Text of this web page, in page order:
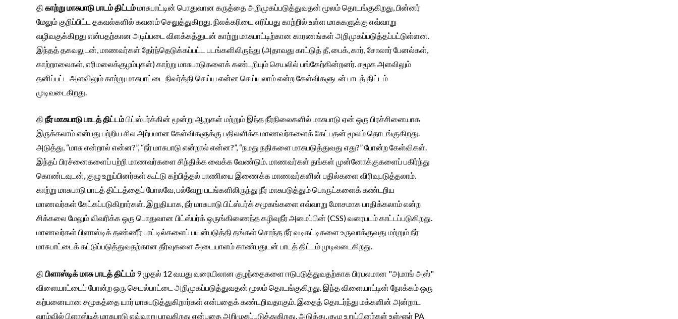
தி காற்று மாசுபாடு பாடம்திட்டம்மாசுபாட்டின் பொதுவான கருத்தை அறிமுகப்படுத்துவதன் மூலம் தொடங்குகிறது, பின்னர்
மேலும் குறிப்பிட்ட தகவல்களில் கவனம் செலுத்துகிறது. நிலக்கரியை எரிப்பது காற்றில் உள்ள மாசுகளுக்கு எவ்வாறு
வழிவகுக்கிறது என்பதற்கான அடிப்படை விளக்கத்துடன் காற்று மாசுபாட்டிற்கான காரணங்கள் அறிமுகப்படுத்தப்பட்டுள்ளன.
இந்தத் தகவலுடன், மாணவர்கள் தேர்ந்தெடுக்கப்பட்ட படங்களிலிருந்து (அதாவது காட்டுத் தீ, பைக், கார், சோலார் பேனல்கள்,
காற்றாலைகள், எரிமலைக்குழம்புகள்) காற்று மாசுபாடுகளைக் கண்டறியும் செயலில் பங்கேற்கின்றனர். சமூக அளவிலும்
தனிப்பட்ட அளவிலும் காற்று மாசுபாட்டை நிவர்த்தி செய்ய என்ன செய்யலாம் என்ற கேள்விகளுடன் பாடத் திட்டம்
முடிவடைகிறது.
தி நீர் மாசுபாடு பாடத் திட்டம்பிட்ஸ்பர்க்கின் மூன்று ஆறுகள் மற்றும் இந்த நீர்நிலைகளில் மாசுபாடு ஏன் ஒரு பிரச்சினையாக
இருக்கலாம் என்பது பற்றிய சில அற்பமான கேள்விகளுக்கு பதிலளிக்க மாணவர்களைக் கேட்பதன் மூலம் தொடங்குகிறது.
அடுத்து, “மாசு என்றால் என்ன?”, “நீர் மாசுபாடு என்றால் என்ன?”, “நமது நதிகளை மாசுபடுத்துவது எது?” போன்ற கேள்விகள்.
இந்தப் பிரச்னைகளைப் பற்றி மாணவர்களை சிந்திக்க வைக்க வேண்டும். மாணவர்கள் தங்கள் முன்னோக்குகளைப் பகிர்ந்து
கொண்டவுடன், குழு உறுப்பினர்கள் கூட்டு கற்பித்தல் பாணியை இணைக்க மாணவர்களின் பதில்களை விரிவுபடுத்தலாம்.
காற்று மாசுபாடு பாடத் திட்டத்தைப் போலவே, பல்வேறு படங்களிலிருந்து நீர் மாசுபடுத்தும் பொருட்களைக் கண்டறிய
மாணவர்கள் கேட்கப்படுகிறார்கள். இறுதியாக, நீர் மாசுபாடு பிட்ஸ்பர்க் சமூகங்களை எவ்வாறு மோசமாக பாதிக்கலாம் என்ற
சிக்கலை மேலும் விவரிக்க ஒரு பொதுவான பிட்ஸ்பர்க் ஒருங்கிணைந்த கழிவுநீர் அமைப்பின் (CSS) வரைபடம் காட்டப்படுகிறது.
மாணவர்கள் பிளாஸ்டிக் தண்ணீர் பாட்டில்களைப் பயன்படுத்தி தங்கள் சொந்த நீர் வடிகட்டிகளை உருவாக்குவது மற்றும் நீர்
மாசுபாட்டைக் கட்டுப்படுத்துவதற்கான தீர்வுகளை அடையாளம் காண்பதுடன் பாடத் திட்டம் முடிவடைகிறது.
தி பிளாஸ்டிக் மாசு பாடத் திட்டம் 9 முதல் 12 வயது வரையிலான குழந்தைகளை ஈடுபடுத்துவதற்காக பிரபலமான "அமாங் அஸ்"
விளையாட்டைப் போன்ற ஒரு செயல்பாட்டை அறிமுகப்படுத்துவதன் மூலம் தொடங்குகிறது. இந்த விளையாட்டின் நோக்கம் ஒரு
கற்பனையான சமூகத்தை யார் மாசுபடுத்துகிறார்கள் என்பதைக் கண்டறிவதாகும். இதைத் தொடர்ந்து மக்களின் அன்றாட
வாழ்வில் பிளாஸ்டிக் மாசுபாடு எவ்வாறு பரவுகிறது என்பதை அறிமுகப்படுத்துகிறது. அடுத்து, குழு உறுப்பினர்கள் உள்ளூர் PA